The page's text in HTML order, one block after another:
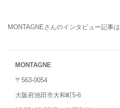
MONTAGNEさんのインタビュー記事は
MONTAGNE
〒563-0054
大阪府池田市大和町5-6